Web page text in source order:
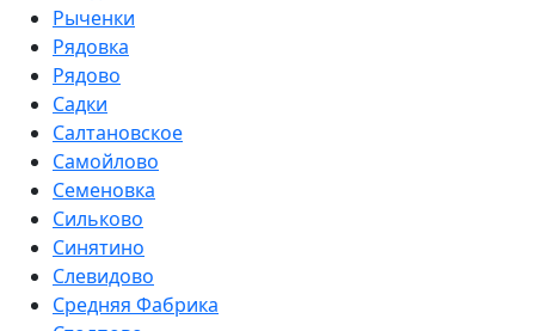
Рыченки
Рядовка
Рядово
Садки
Салтановское
Самойлово
Семеновка
Сильково
Синятино
Слевидово
Средняя Фабрика